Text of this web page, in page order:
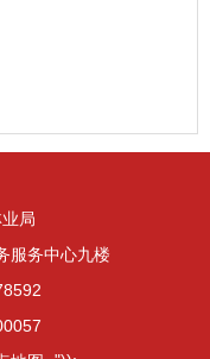
局
服务中心九楼